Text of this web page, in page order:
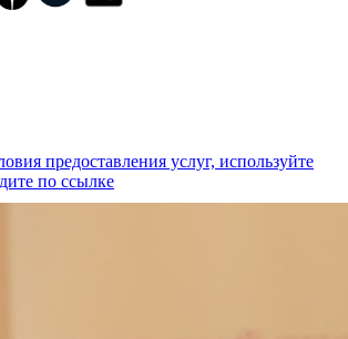
предоставления услуг, используйте
по ссылке